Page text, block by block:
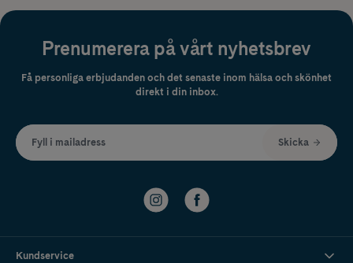
Prenumerera på vårt nyhetsbrev
Få personliga erbjudanden och det senaste inom hälsa och skönhet
direkt i din inbox.
Fyll i mailadress Skicka
Kundservice